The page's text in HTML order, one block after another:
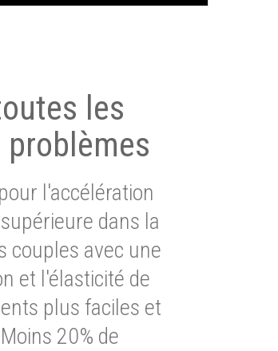
les
l'accélération
dans la
couples avec une
et l'élasticité de
plus faciles et
20% de